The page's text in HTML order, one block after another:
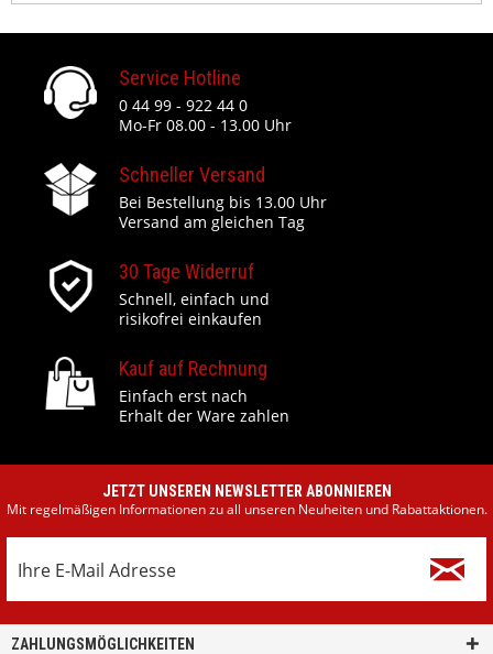
Service Hotline
0 44 99 - 922 44 0
Mo-Fr 08.00 - 13.00 Uhr
Schneller Versand
Bei Bestellung bis 13.00 Uhr
Versand am gleichen Tag
30 Tage Widerruf
Schnell, einfach und
risikofrei einkaufen
Kauf auf Rechnung
Einfach erst nach
Erhalt der Ware zahlen
JETZT UNSEREN NEWSLETTER ABONNIEREN
Mit regelmäßigen Informationen zu all unseren Neuheiten und Rabattaktionen.
ZAHLUNGSMÖGLICHKEITEN